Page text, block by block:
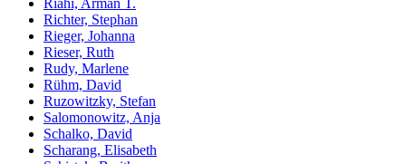
Richter, Stephan
Rieger, Johanna
Rieser, Ruth
Rudy, Marlene
Rühm, David
Ruzowitzky, Stefan
Salomonowitz, Anja
Schalko, David
Scharang, Elisabeth